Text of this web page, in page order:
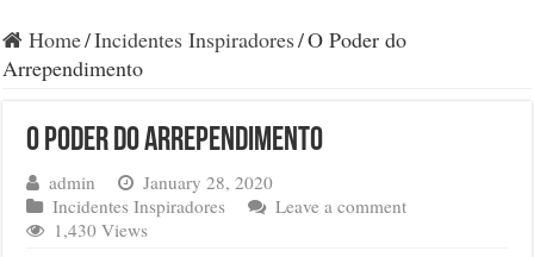
Home/Incidentes Inspiradores/O Poder do
Arrependimento
O Poder do Arrependimento
admin
January 28, 2020
Incidentes Inspiradores
Leave a comment
1,430 Views